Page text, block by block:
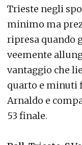
Trieste negli
minimo ma
ripresa quando
veemente
vantaggio che
quarto e minuti
Arnaldo e
53 finale.